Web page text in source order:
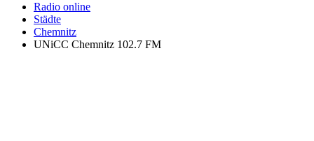
Radio online
Städte
Chemnitz
UNiCC Chemnitz 102.7 FM